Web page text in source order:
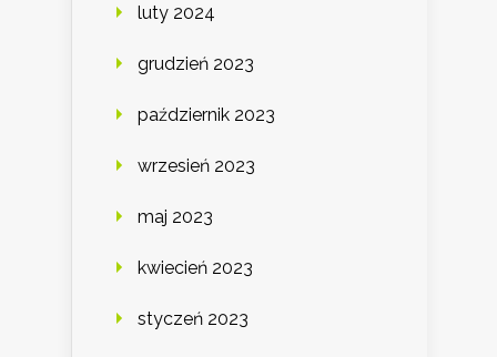
luty 2024
grudzień 2023
październik 2023
wrzesień 2023
maj 2023
kwiecień 2023
styczeń 2023